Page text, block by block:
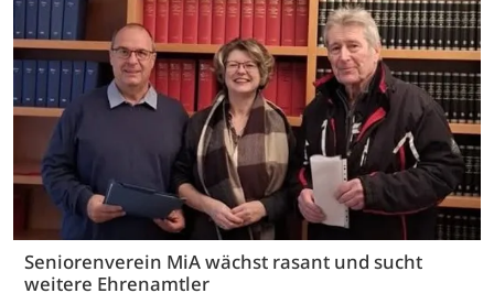
Seniorenverein MiA wächst rasant und sucht
weitere Ehrenamtler